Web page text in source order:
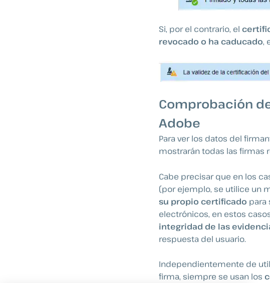
Si, por el contrario, el
revocado o ha caducado,
Comprobación
Adobe
Para ver los datos del
mostrarán todas las firmas
Cabe precisar que en los
(por ejemplo, se utilice un
su propio certificado para
electrónicos, en estos
integridad de las
respuesta del usuario.
Independientemente de
firma, siempre se usan los